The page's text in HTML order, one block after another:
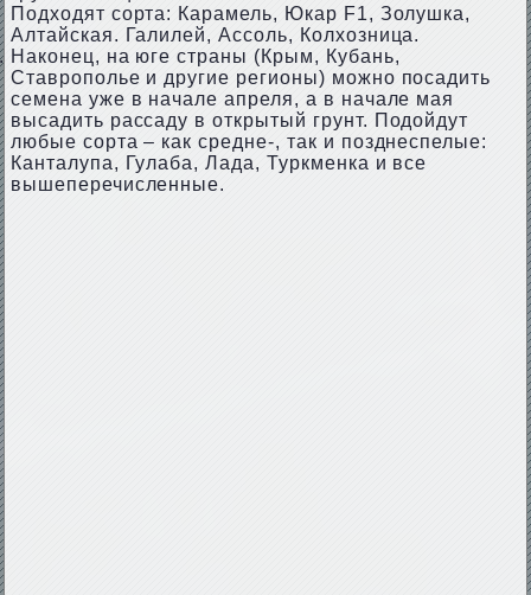
Подходят сорта: Карамель, Юкар F1, Золушка,
Алтайская. Галилей, Ассоль, Колхозница.
Наконец, на юге страны (Крым, Кубань,
Ставрополье и другие регионы) можно посадить
семена уже в начале апреля, а в начале мая
высадить рассаду в открытый грунт. Подойдут
любые сорта – как средне-, так и позднеспелые:
Канталупа, Гулаба, Лада, Туркменка и все
вышеперечисленные.